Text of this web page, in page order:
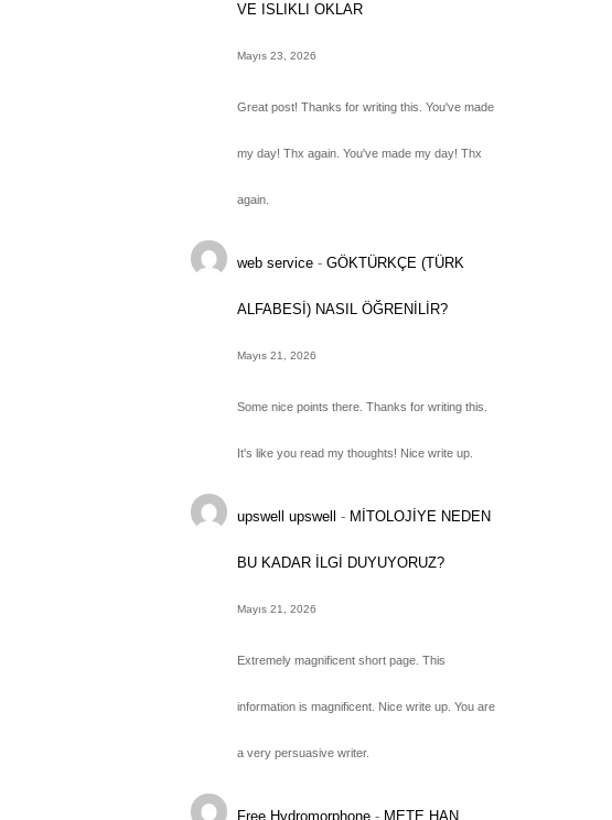
VE ISLIKLI OKLAR
Mayıs 23, 2026
Great post! Thanks for writing this. You've made
my day! Thx again. You've made my day! Thx
again.
web service -GÖKTÜRKÇE (TÜRK
ALFABESİ) NASIL ÖĞRENİLİR?
Mayıs 21, 2026
Some nice points there. Thanks for writing this.
It's like you read my thoughts! Nice write up.
upswell upswell - MİTOLOJİYE NEDEN
BU KADAR İLGİ DUYUYORUZ?
Mayıs 21, 2026
Extremely magnificent short page. This
information is magnificent. Nice write up. You are
a very persuasive writer.
Free Hydromorphone - METE HAN